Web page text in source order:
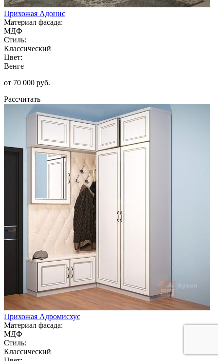
Прихожая Адонис
Материал фасада:
МДФ
Стиль:
Классический
Цвет:
Венге
от 70 000 руб.
Рассчитать
Прихожая Адромисхус
Материал фасада:
МДФ
Стиль:
Классический